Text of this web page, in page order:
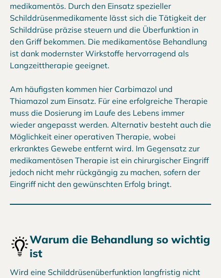
medikamentös. Durch den Einsatz spezieller
Schilddrüsenmedikamente lässt sich die Tätigkeit der
Schilddrüse präzise steuern und die Überfunktion in
den Griff bekommen. Die medikamentöse Behandlung
ist dank modernster Wirkstoffe hervorragend als
Langzeittherapie geeignet.
Am häufigsten kommen hier Carbimazol und
Thiamazol zum Einsatz. Für eine erfolgreiche Therapie
muss die Dosierung im Laufe des Lebens immer
wieder angepasst werden. Alternativ besteht auch die
Möglichkeit einer operativen Therapie, wobei
erkranktes Gewebe entfernt wird. Im Gegensatz zur
medikamentösen Therapie ist ein chirurgischer Eingriff
jedoch nicht mehr rückgängig zu machen, sofern der
Eingriff nicht den gewünschten Erfolg bringt.
Warum die Behandlung so wichtig
ist
Wird eine Schilddrüsenüberfunktion langfristig nicht